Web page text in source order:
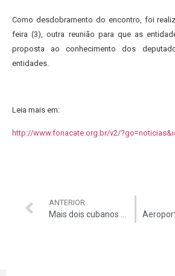
Como desdobramento do encontro, foi
feira (3), outra reunião para que as
proposta ao conhecimento dos
entidades.
Leia mais em:
http://www.fonacate.org.br/v2/
ANTERIOR